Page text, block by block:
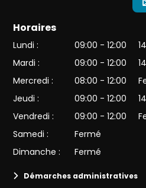
Horaires
Lundi : 09:00 - 12:00
Mardi :
09:00 - 12:00
Mercredi :
08:00 - 12:00
Jeudi :
09:00 - 12:00
Vendredi :
09:00 - 12:00
Samedi :
Fermé
Dimanche :
Fermé
Démarches administratives